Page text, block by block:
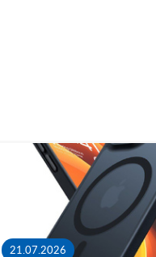
21.07.2026